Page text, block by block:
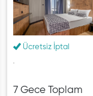
Ücretsiz İptal
7 Gece Toplam